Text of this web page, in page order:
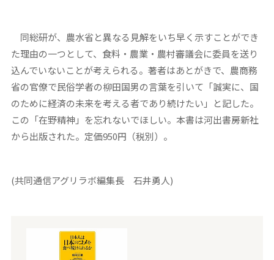
同総研が、農水省と異なる見解をいち早く示すことができ
た理由の一つとして、食料・農業・農村審議会に委員を送り
込んでいないことが考えられる。著者はあとがきで、農商務
省の官僚で民俗学者の柳田国男の言葉を引いて「誠実に、国
のために経済の未来を考える者であり続けたい」と記した。
この「在野精神」を忘れないでほしい。本書は河出書房新社
から出版された。定価950円（税別）。
(共同通信アグリラボ編集長 石井勇人)